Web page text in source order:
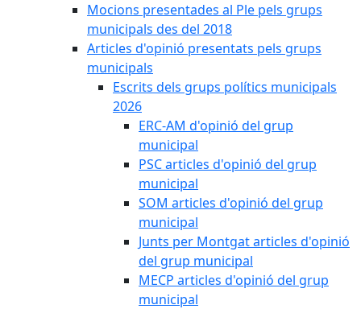
Mocions presentades al Ple pels grups
municipals des del 2018
Articles d'opinió presentats pels grups
municipals
Escrits dels grups polítics municipals
2026
ERC-AM d'opinió del grup
municipal
PSC articles d'opinió del grup
municipal
SOM articles d'opinió del grup
municipal
Junts per Montgat articles d'opinió
del grup municipal
MECP articles d'opinió del grup
municipal